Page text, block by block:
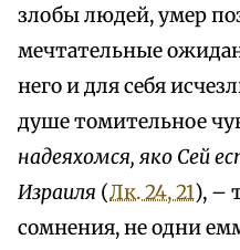
злобы людей, умер
мечтательные
него и для себя
душе томительное
надеяхомся, яко Сей
Израиля (Лк. 24, 21), –
сомнения, не одни